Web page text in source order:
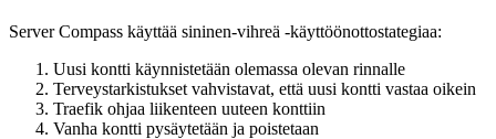
Server Compass käyttää sininen-vihreä -käyttöönottostategiaa:
Uusi kontti käynnistetään olemassa olevan rinnalle
Terveystarkistukset vahvistavat, että uusi kontti vastaa oikein
Traefik ohjaa liikenteen uuteen konttiin
Vanha kontti pysäytetään ja poistetaan